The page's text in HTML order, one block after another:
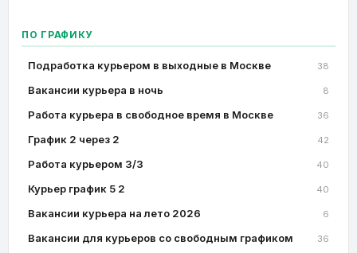
ПО ГРАФИКУ
Подработка курьером в выходные в Москве 38
Вакансии курьера в ночь 8
Работа курьера в свободное время в Москве 36
График 2 через 2 42
Работа курьером 3/3 40
Курьер график 5 2 40
Вакансии курьера на лето 2026 6
Вакансии для курьеров со свободным графиком 36